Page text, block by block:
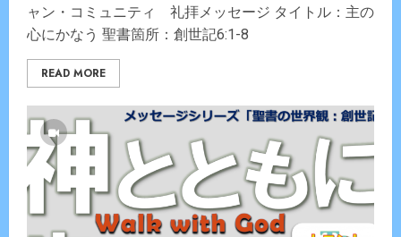
ャン・コミュニティ 礼拝メッセージ タイトル：主の
心にかなう 聖書箇所：創世記6:1-8
READ MORE